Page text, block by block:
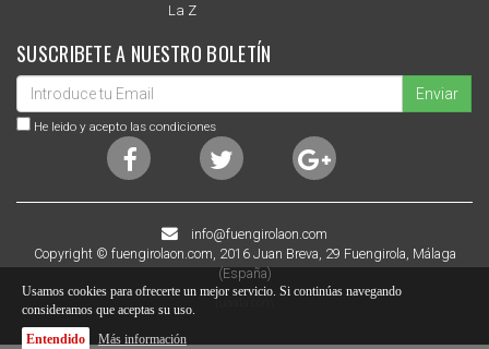
La Z
SUSCRIBETE A NUESTRO BOLETÍN
Enviar
He leido y acepto las condiciones
info@fuengirolaon.com
Copyright © fuengirolaon.com, 2016 Juan Breva, 29 Fuengirola, Málaga
(España)
juaala.com
Usamos cookies para ofrecerte un mejor servicio. Si continúas navegando
consideramos que aceptas su uso.
Entendido
Más información